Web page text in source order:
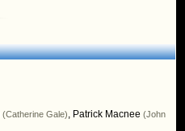
(Catherine Gale), Patrick Macnee (John